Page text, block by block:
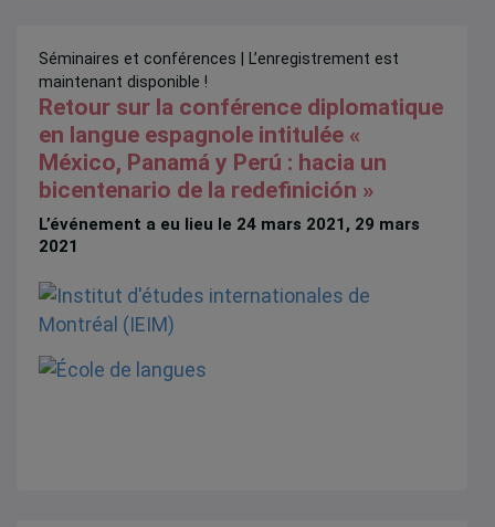
Séminaires et conférences | L’enregistrement est
maintenant disponible !
Retour sur la conférence diplomatique
en langue espagnole intitulée «
México, Panamá y Perú : hacia un
bicentenario de la redefinición »
L’événement a eu lieu le 24 mars 2021, 29 mars
2021